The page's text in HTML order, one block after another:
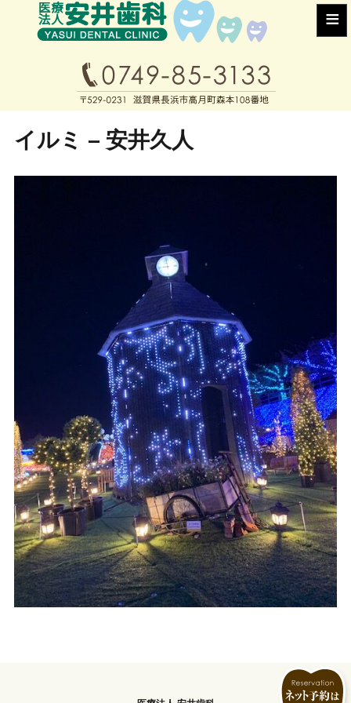
≡
イルミ – 安井久人